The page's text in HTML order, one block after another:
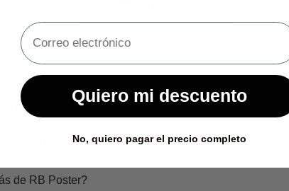
Nosotros tenemos las respuestas.
incluido?
llegar mi pedido?
llega dañado?
de RB Poster?
Quiero mi descuento
No, quiero pagar el precio completo